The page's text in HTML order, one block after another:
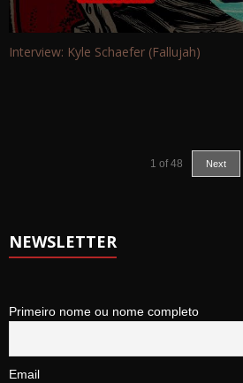
Interview: Kyle Schaefer (Fallujah)
1 of 48 Next
NEWSLETTER
Primeiro nome ou nome completo
Email